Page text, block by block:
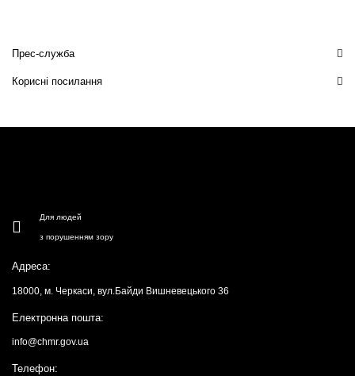
Прес-служба
Корисні посилання
Для людей
з порушенням зору
Адреса:
18000, м. Черкаси, вул.Байди Вишневецького 36
Електронна пошта:
info@chmr.gov.ua
Телефон: